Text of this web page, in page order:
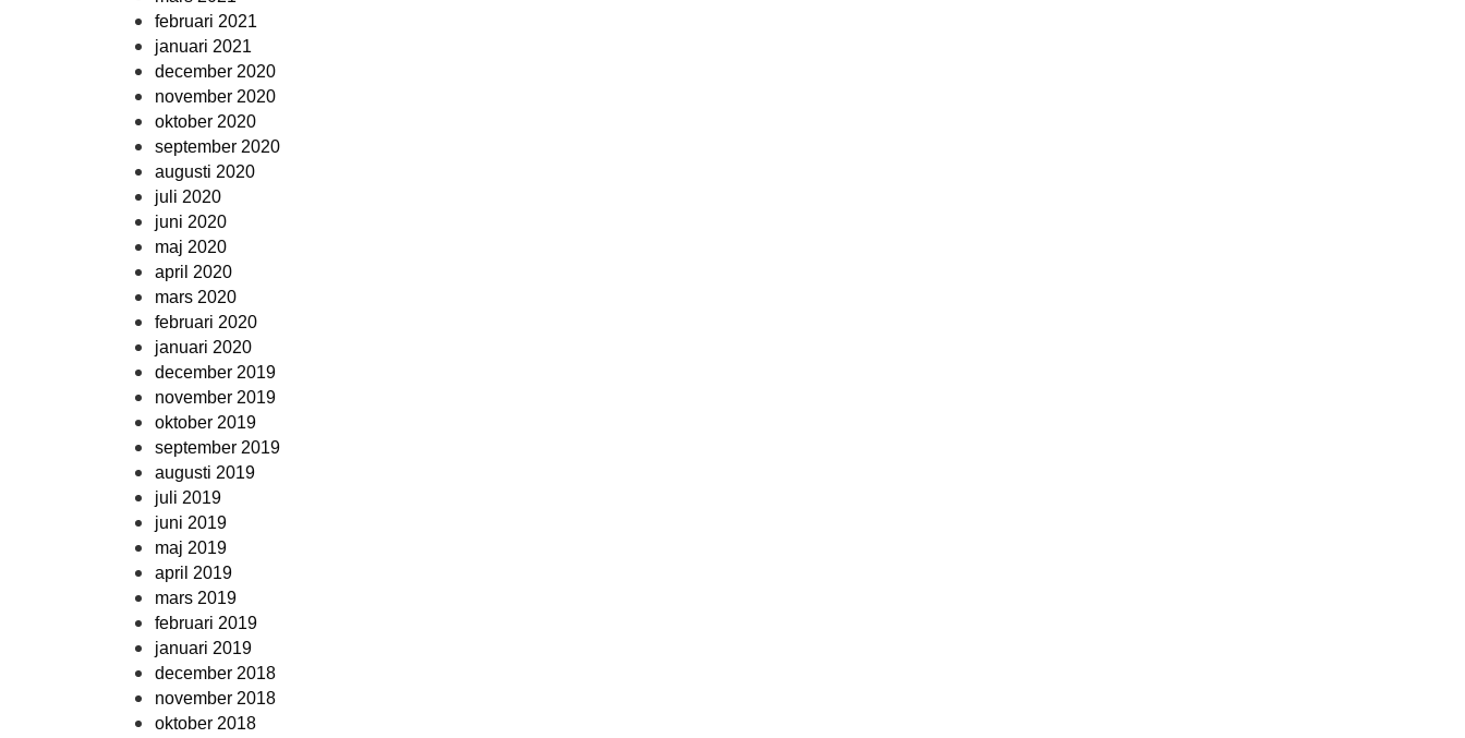
februari 2021
januari 2021
december 2020
november 2020
oktober 2020
september 2020
augusti 2020
juli 2020
juni 2020
maj 2020
april 2020
mars 2020
februari 2020
januari 2020
december 2019
november 2019
oktober 2019
september 2019
augusti 2019
juli 2019
juni 2019
maj 2019
april 2019
mars 2019
februari 2019
januari 2019
december 2018
november 2018
oktober 2018